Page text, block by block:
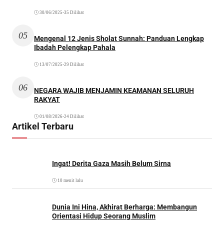
30/06/2025 •35 Dilihat
05
Mengenal 12 Jenis Sholat Sunnah: Panduan Lengkap
Ibadah Pelengkap Pahala
13/07/2025 •29 Dilihat
06
NEGARA WAJIB MENJAMIN KEAMANAN SELURUH
RAKYAT
01/08/2026•24 Dilihat
Artikel Terbaru
Ingat! Derita Gaza Masih Belum Sirna
10 menit lalu
Dunia Ini Hina, Akhirat Berharga: Membangun
Orientasi Hidup Seorang Muslim